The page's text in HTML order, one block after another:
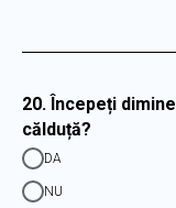
20. Începeți
călduță?
DA
NU